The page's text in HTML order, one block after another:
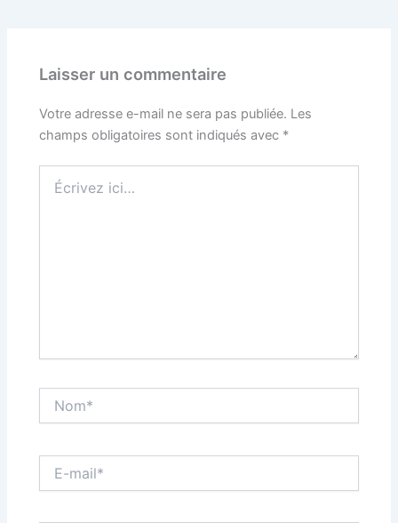
Laisser un commentaire
Votre adresse e-mail ne sera pas publiée. Les
champs obligatoires sont indiqués avec *
ici…
mail*